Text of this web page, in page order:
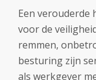
Een verouderde
voor de
remmen,
besturing zijn
als werkgever